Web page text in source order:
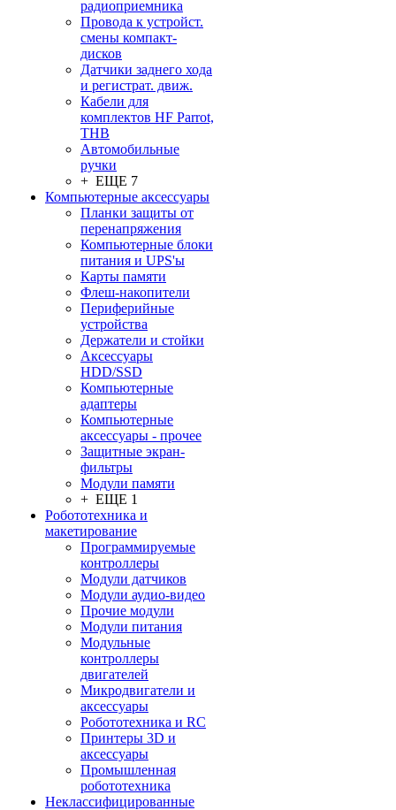
радиоприемника
Провода к устройст.
смены компакт-
дисков
Датчики заднего хода
и регистрат. движ.
Кабели для
комплектов HF Parrot,
THB
Автомобильные
ручки
+ ЕЩЕ 7
Компьютерные аксессуары
Планки защиты от
перенапряжения
Компьютерные блоки
питания и UPS'ы
Карты памяти
Флеш-накопители
Периферийные
устройства
Держатели и стойки
Аксессуары
HDD/SSD
Компьютерные
адаптеры
Компьютерные
аксессуары - прочее
Защитные экран-
фильтры
Модули памяти
+ ЕЩЕ 1
Робототехника и
макетирование
Программируемые
контроллеры
Модули датчиков
Модули аудио-видео
Прочие модули
Модули питания
Модульные
контроллеры
двигателей
Микродвигатели и
аксессуары
Робототехника и RC
Принтеры 3D и
аксессуары
Промышленная
робототехника
Неклассифицированные